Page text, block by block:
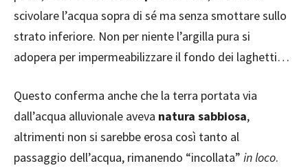
scivolare l’acqua sopra di sé ma senza smottare sullo
strato inferiore. Non per niente l’argilla pura si
adopera per impermeabilizzare il fondo dei laghetti…
Questo conferma anche che la terra portata via
dall’acqua alluvionale aveva natura sabbiosa,
altrimenti non si sarebbe erosa così tanto al
passaggio dell’acqua, rimanendo “incollata” in loco.